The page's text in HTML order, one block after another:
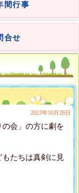
間行事
合せ
2023年10月26日
の会」の方に劇を
たちは真剣に見